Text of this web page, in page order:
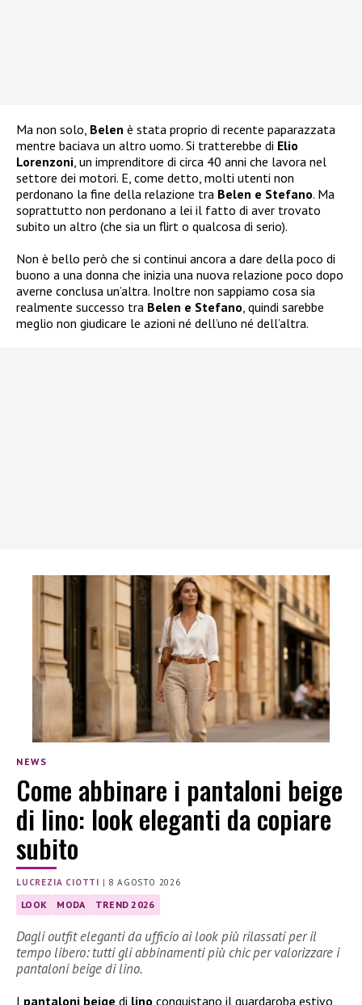
Ma non solo, Belen è stata proprio di recente paparazzata
mentre baciava un altro uomo. Si tratterebbe di Elio
Lorenzoni, un imprenditore di circa 40 anni che lavora nel
settore dei motori. E, come detto, molti utenti non
perdonano la fine della relazione tra Belen e Stefano. Ma
soprattutto non perdonano a lei il fatto di aver trovato
subito un altro (che sia un flirt o qualcosa di serio).
Non è bello però che si continui ancora a dare della poco di
buono a una donna che inizia una nuova relazione poco dopo
averne conclusa un’altra. Inoltre non sappiamo cosa sia
realmente successo tra Belen e Stefano, quindi sarebbe
meglio non giudicare le azioni né dell’uno né dell’altra.
NEWS
Come abbinare i pantaloni beige
di lino: look eleganti da copiare
subito
LUCREZIA CIOTTI | 8 AGOSTO 2026
LOOK MODA TREND 2026
Dagli outfit eleganti da ufficio ai look più rilassati per il
tempo libero: tutti gli abbinamenti più chic per valorizzare i
pantaloni beige di lino.
I pantaloni beige di lino conquistano il guardaroba estivo